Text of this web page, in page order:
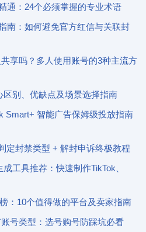
通：24个必须掌握的专业术语
南：如何避免官方红信与关联封
享吗？多人使用账号的3种主流方
别、优缺点及场景选择指南
Smart+ 智能广告保姆级投放指南
定封禁类型 + 解封申诉终极教程
工具推荐：快速制作TikTok、
：10个值得做的平台及卖家指南
号类型：选号购号防踩坑必看